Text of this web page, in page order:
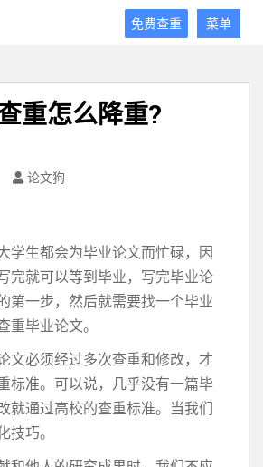
菜单
免费查重
重怎么降重?
论文狗
学生都会为毕业论文而忙碌，因
完就可以等到毕业，写完毕业论
第一步，然后就需要找一个毕业
重毕业论文。
文必须经过多次查重和修改，才
标准。可以说，几乎没有一篇毕
就通过高校的查重标准。当我们
技巧。